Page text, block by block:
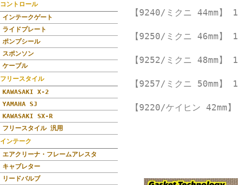
コントロール
インテークゲート
ライドプレート
ポンプシール
スポンソン
ケーブル
フリースタイル
KAWASAKI X-2
YAMAHA SJ
KAWASAKI SX-R
フリースタイル 汎用
インテーク
エアクリーナ・フレームアレスタ
キャブレター
リードバルブ
【9240/ミクニ 44mm】
【9250/ミクニ 46mm】
【9252/ミクニ 48mm】
【9257/ミクニ 50mm】
【9220/ケイヒン 42mm